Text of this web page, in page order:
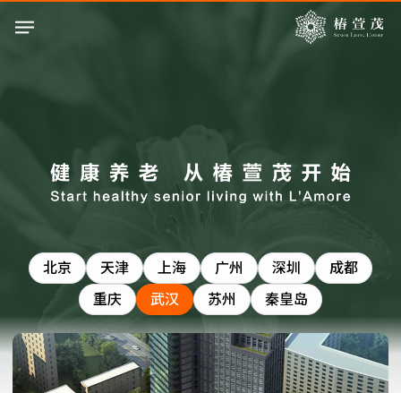
北京 天津 上海 广州 深圳
成都
重庆
武汉 苏州 秦皇岛